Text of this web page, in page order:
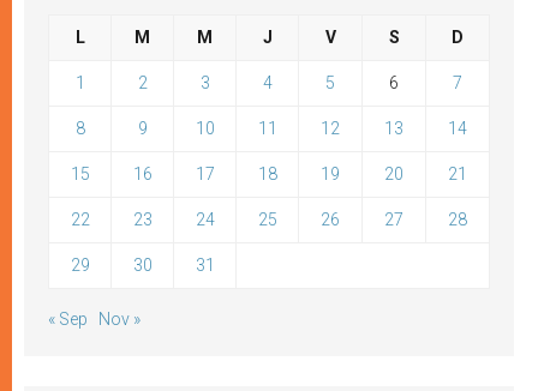
L M M J V S D
1 2 3 4 5 6 7
8 9 10 11 12 13 14
15 16 17 18 19 20 21
22 23 24 25 26 27 28
29 30 31
« Sep Nov »